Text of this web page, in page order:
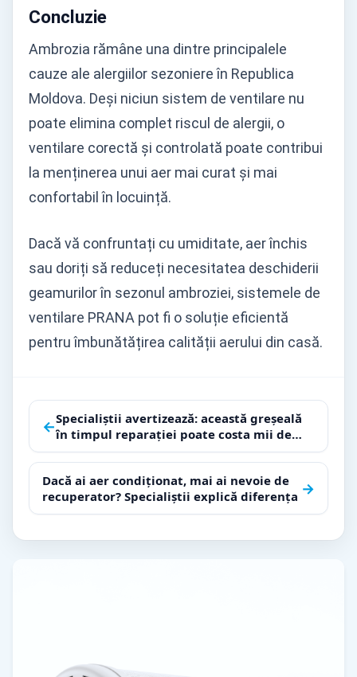
Concluzie
Ambrozia rămâne una dintre principalele
cauze ale alergiilor sezoniere în Republica
Moldova. Deși niciun sistem de ventilare nu
poate elimina complet riscul de alergii, o
ventilare corectă și controlată poate contribui
la menținerea unui aer mai curat și mai
confortabil în locuință.
Dacă vă confruntați cu umiditate, aer închis
sau doriți să reduceți necesitatea deschiderii
geamurilor în sezonul ambroziei, sistemele de
ventilare PRANA pot fi o soluție eficientă
pentru îmbunătățirea calității aerului din casă.
Navigare
în
articole
←Specialiștii avertizează: această greșeală
în timpul reparației poate costa mii de
euro mai târziu
Dacă ai aer condiționat, mai ai nevoie de
recuperator? Specialiștii explică diferența →